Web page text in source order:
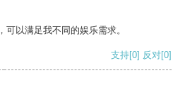
以满足我不同的娱乐需求。
支持[0] 反对[0]